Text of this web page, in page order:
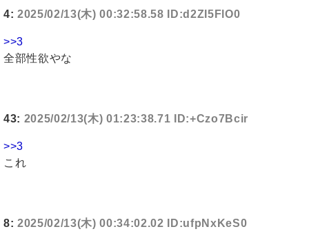
4: 2025/02/13(木) 00:32:58.58 ID:d2ZI5FlO0
>>3
全部性欲やな
43: 2025/02/13(木) 01:23:38.71 ID:+Czo7Bcir
>>3
これ
8: 2025/02/13(木) 00:34:02.02 ID:ufpNxKeS0